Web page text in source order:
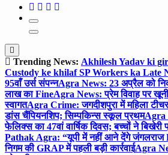
Trending News: Akhilesh Yadav ki
Custody ke khilaf SP Workers ka Late
95वाँ उर्स संपन्नAgra News: 23 अप्रैल को
लाख का FineAgra News: प्रेम विवाह पर
स्वागतAgra Crime: जगदीशपुरा में महिला
डांस चैंपियनशिप; सिम्पकिन्स स्कूल प्रथमAgra
फेलिक्स का 47वां वार्षिक दिवस; बच्चों ने बिखेरी
Pathak Agra: “यूपी में नहीं आने देंगे जंगलराज
निगम की GRAP में पहली बड़ी कार्रवाईAgra